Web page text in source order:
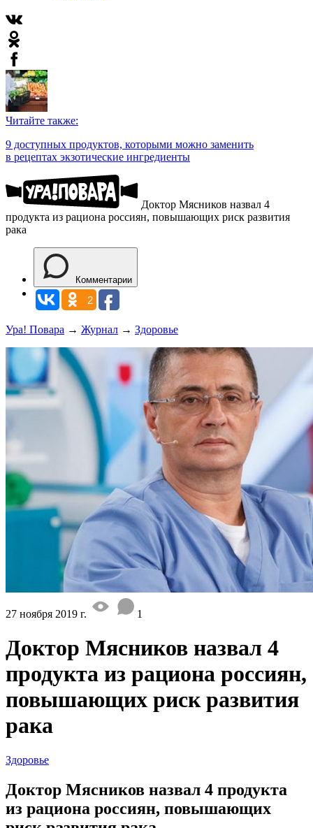
Читайте также:
9 доступных продуктов, которыми можно заменить
в рецептах экзотические ингредиенты
Доктор Мясников назвал 4
продукта из рациона россиян, повышающих риск развития
рака
Комментарии
2
Ура! Повара → Журнал → Здоровье
27 ноября 2019 г. 1
Доктор Мясников назвал 4
продукта из рациона россиян,
повышающих риск развития
рака
Здоровье
Доктор Мясников назвал 4 продукта
из рациона россиян, повышающих